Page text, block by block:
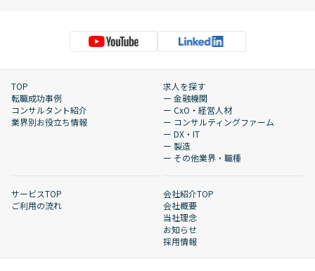
TOP
転職成功事例
コンサルタント紹介
業界別お役立ち情報
求人を探す
ー 金融機関
ー CxO・経営人材
ー コンサルティングファーム
ー DX・IT
ー 製造
ー その他業界・職種
サービスTOP
ご利用の流れ
会社紹介TOP
会社概要
当社理念
お知らせ
採用情報